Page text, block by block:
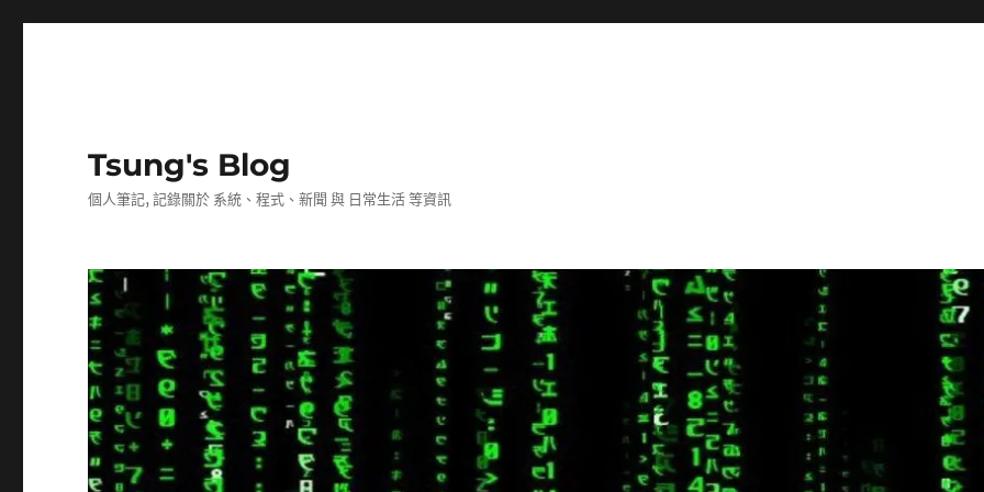
Tsung's Blog
個人筆記, 記錄關於 系統、程式、新聞 與 日常生活 等資訊